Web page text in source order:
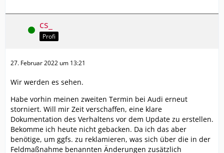
Online cs_
Profi
27. Februar 2022 um 13:21
Wir werden es sehen.
Habe vorhin meinen zweiten Termin bei Audi erneut
storniert. Will mir Zeit verschaffen, eine klare
Dokumentation des Verhaltens vor dem Update zu erstellen.
Bekomme ich heute nicht gebacken. Da ich das aber
benötige, um ggfs. zu reklamieren, was sich über die in der
Feldmaßnahme benannten Änderungen zusätzlich